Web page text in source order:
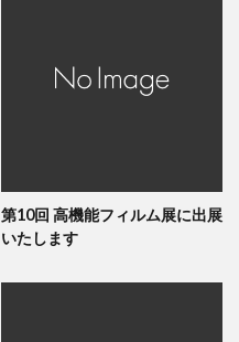
第10回 高機能フィルム展に出展
いたします